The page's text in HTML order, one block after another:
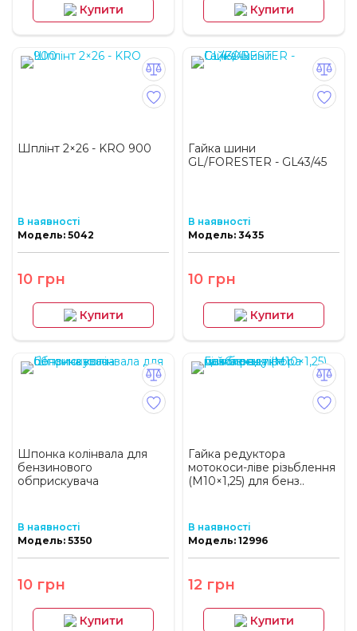
Купити Купити
Шплінт 2×26 - KRO 900
В наявності
Модель: 5042
10 грн
Купити
Гайка шини
GL/FORESTER - GL43/45
В наявності
Модель: 3435
10 грн
Купити
Шпонка колінвала для
бензинового
обприскувача
В наявності
Модель: 5350
10 грн
Купити
Гайка редуктора
мотокоси-ліве різьблення
(М10×1,25) для бенз..
В наявності
Модель: 12996
12 грн
Купити